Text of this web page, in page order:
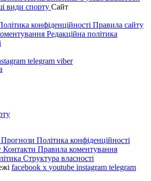
види спорту Сайт
конфіденційності Правила сайту
Редакційна політика
telegram viber
Прогнози Політика конфіденційності
Контакти Правила коментування
Структура власності
facebook x youtube instagram telegram